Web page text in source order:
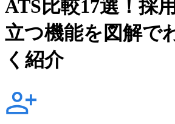
ATS比較17選！採
立つ機能を図解で
く紹介